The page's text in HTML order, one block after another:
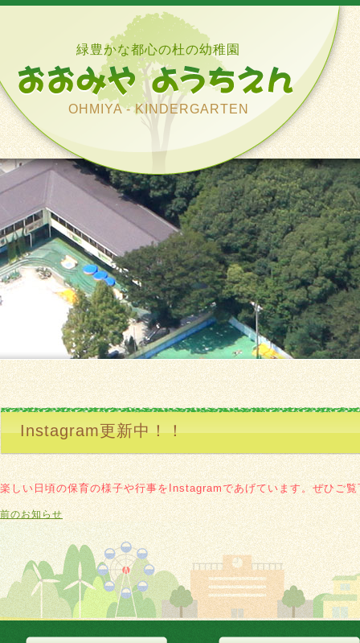
緑豊かな都心の杜の幼稚園
OHMIYA - KINDERGARTEN
Instagram更新中！！
楽しい日頃の保育の様子や行事をInstagramであげています。ぜひご覧
前のお知らせ